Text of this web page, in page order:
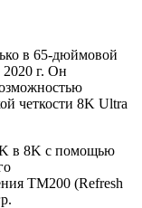
в 65-дюймовой
2020 г. Он
четкости 8K Ultra
в 8K с помощью
TM200 (Refresh